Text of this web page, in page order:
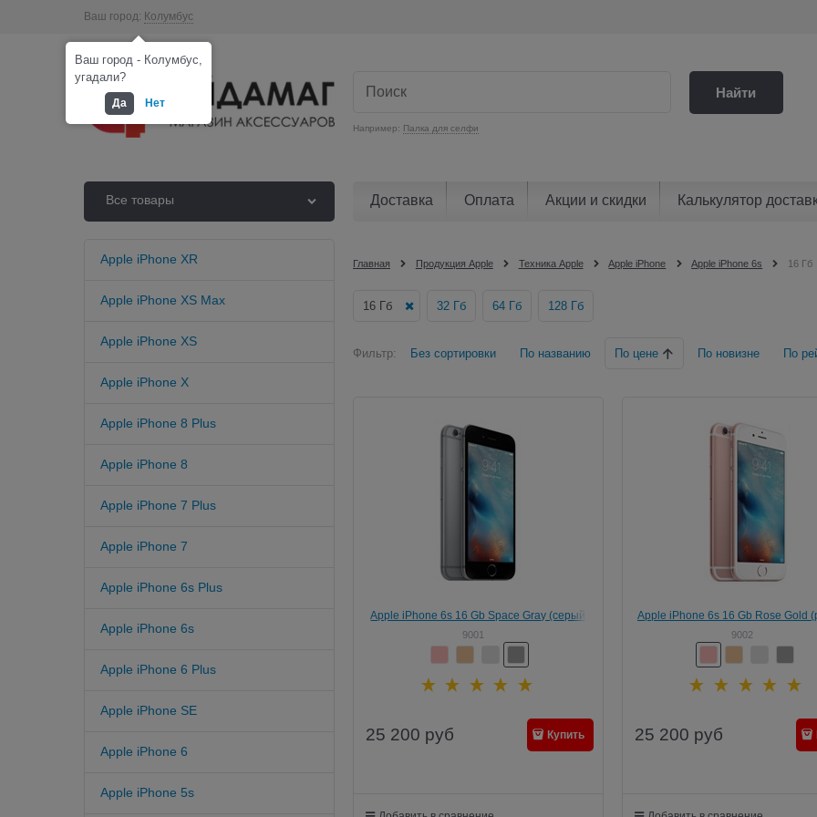
Ваш город: Колумбус
Например: Палка для селфи
Найти
Все товары Доставка Оплата Акции и скидки Калькулятор
Apple iPhone XR
Apple iPhone XS Max
Apple iPhone XS
Apple iPhone X
Apple iPhone 8 Plus
Apple iPhone 8
Apple iPhone 7 Plus
Apple iPhone 7
Apple iPhone 6s Plus
Apple iPhone 6s
Apple iPhone 6 Plus
Apple iPhone SE
Apple iPhone 6
Apple iPhone 5s
Главная Продукция Apple Техника Apple Apple iPhone Apple iPhone 6s 16 Гб
16 Гб 32 Гб 64 Гб 128 Гб
Фильтр: Без сортировки По названию По цене По новизне По
Apple iPhone 6s 16 Gb Space Gray (серый
космос) RFB офиц. гарантия Apple
9001
25 200 руб Купить
Apple iPhone 6s 16 Gb Rose Gold
золото) RFB офиц. гарантия
9002
25 200 руб
Ваш город - Колумбус,
угадали?
Да Нет